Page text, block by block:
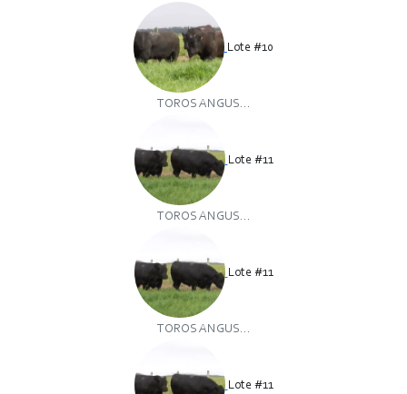
Lote #10
TOROS ANGUS...
Lote #11
TOROS ANGUS...
Lote #11
TOROS ANGUS...
Lote #11